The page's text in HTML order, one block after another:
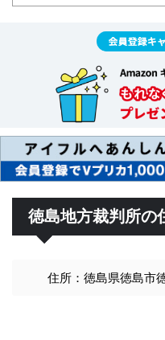
徳島地方裁判所の
住所：徳島県徳島市